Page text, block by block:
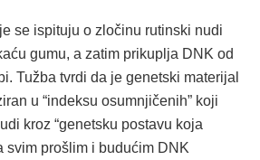
se ispituju o zločinu rutinski nudi
gumu, a zatim prikuplja DNK od
Tužba tvrdi da je genetski materijal
u “indeksu osumnjičenih” koji
kroz “genetsku postavu koja
svim prošlim i budućim DNK